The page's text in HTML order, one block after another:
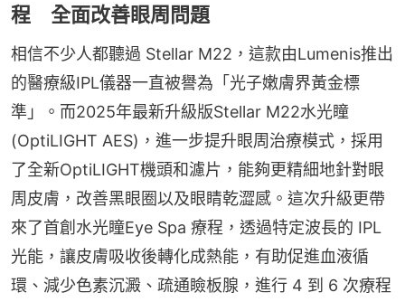
程 全面改善眼周問題
相信不少人都聽過 Stellar M22，這款由Lumenis推出
的醫療級IPL儀器一直被譽為「光子嫩膚界黃金標
準」。而2025年最新升級版Stellar M22水光瞳
(OptiLIGHT AES)，進一步提升眼周治療模式，採用
了全新OptiLIGHT機頭和濾片，能夠更精細地針對眼
周皮膚，改善黑眼圈以及眼睛乾澀感。這次升級更帶
來了首創水光瞳Eye Spa 療程，透過特定波長的 IPL
光能，讓皮膚吸收後轉化成熱能，有助促進血液循
環、減少色素沉澱、疏通瞼板腺，進行 4 到 6 次療程